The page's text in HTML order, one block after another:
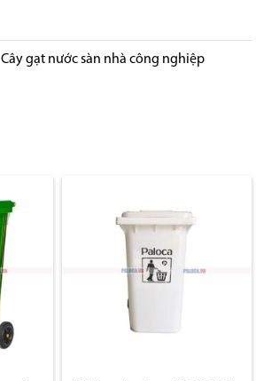
Cây gạt nước sàn nhà công nghiệp